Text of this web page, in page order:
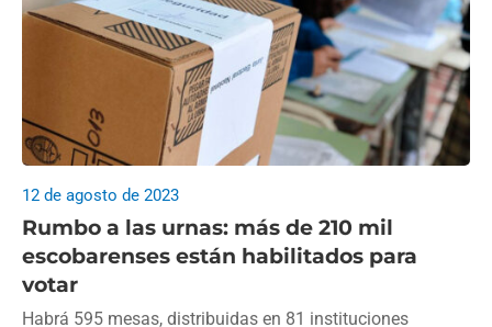
Rumbo a las urnas: más de 210 mil
escobarenses están habilitados para
votar
12 de agosto de 2023
Habrá 595 mesas, distribuidas en 81 instituciones